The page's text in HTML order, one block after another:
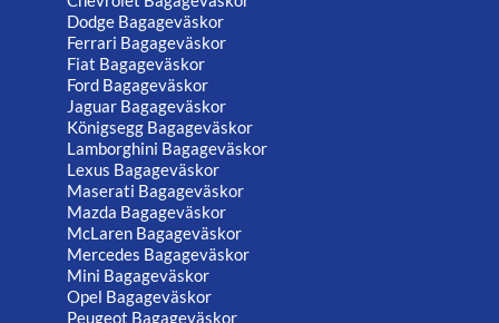
Dodge Bagageväskor
Ferrari Bagageväskor
Fiat Bagageväskor
Ford Bagageväskor
Jaguar Bagageväskor
Königsegg Bagageväskor
Lamborghini Bagageväskor
Lexus Bagageväskor
Maserati Bagageväskor
Mazda Bagageväskor
McLaren Bagageväskor
Mercedes Bagageväskor
Mini Bagageväskor
Opel Bagageväskor
Peugeot Bagageväskor